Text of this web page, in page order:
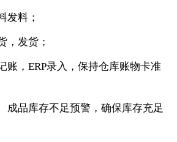
发料；
，发货；
账，ERP录入，保持仓库账物卡准
成品库存不足预警，确保库存充足